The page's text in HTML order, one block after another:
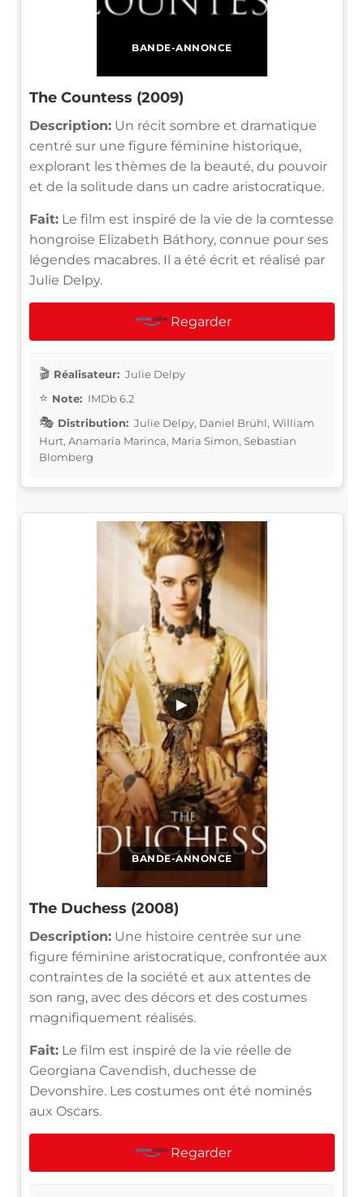
BANDE-ANNONCE
The Countess (2009)
Description: Un récit sombre et dramatique
centré sur une figure féminine historique,
explorant les thèmes de la beauté, du pouvoir
et de la solitude dans un cadre aristocratique.
Fait: Le film est inspiré de la vie de la comtesse
hongroise Elizabeth Báthory, connue pour ses
légendes macabres. Il a été écrit et réalisé par
Julie Delpy.
Regarder
Réalisateur: Julie Delpy
Note: IMDb 6.2
Distribution: Julie Delpy, Daniel Brühl, William
Hurt, Anamaria Marinca, Maria Simon, Sebastian
Blomberg
BANDE-ANNONCE
▶
The Duchess (2008)
Description: Une histoire centrée sur une
figure féminine aristocratique, confrontée aux
contraintes de la société et aux attentes de
son rang, avec des décors et des costumes
magnifiquement réalisés.
Fait: Le film est inspiré de la vie réelle de
Georgiana Cavendish, duchesse de
Devonshire. Les costumes ont été nominés
aux Oscars.
Regarder